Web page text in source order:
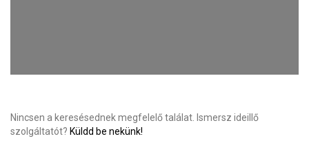
Nincsen a keresésednek megfelelő találat. Ismersz ideillő
szolgáltatót? Küldd be nekünk!